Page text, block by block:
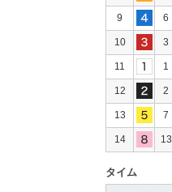
9 6
10 3
11 1
12 2
13 7
14 13
タイム